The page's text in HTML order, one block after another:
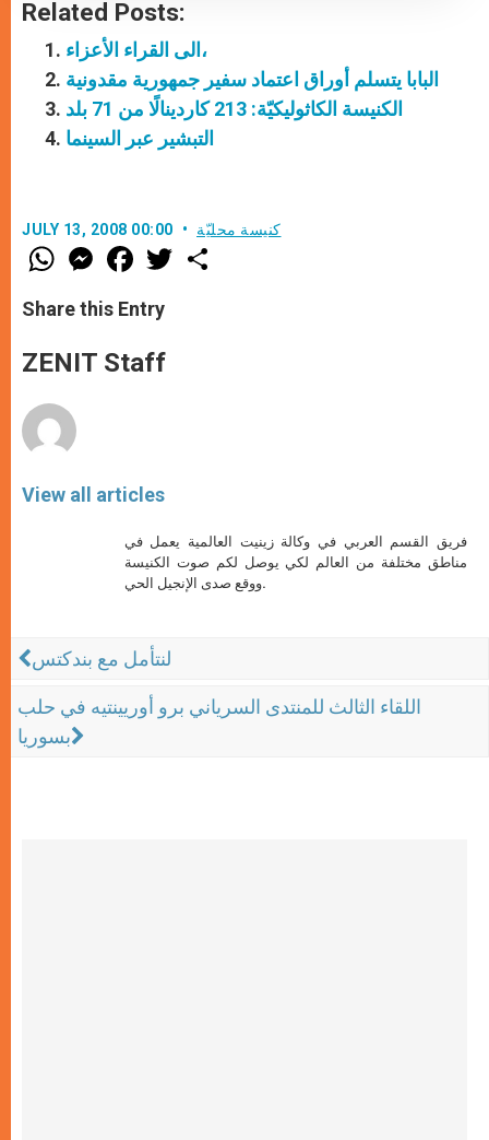
Related Posts:
الى القراء الأعزاء،
البابا يتسلم أوراق اعتماد سفير جمهورية مقدونية
الكنيسة الكاثوليكيّة: 213 كاردينالًا من 71 بلد
التبشير عبر السينما
JULY 13, 2008 00:00 كنيسة محليّة
W
h
t
s
p
p
M
e
s
e
g
e
F
a
e
b
o
k
w
Share this Entry
ZENIT Staff
View all articles
فريق القسم العربي في وكالة زينيت العالمية يعمل في
مناطق مختلفة من العالم لكي يوصل لكم صوت الكنيسة
ووقع صدى الإنجيل الحي.
لنتأمل مع بندكتس
اللقاء الثالث للمنتدى السرياني برو أوريينتيه في حلب
بسوريا